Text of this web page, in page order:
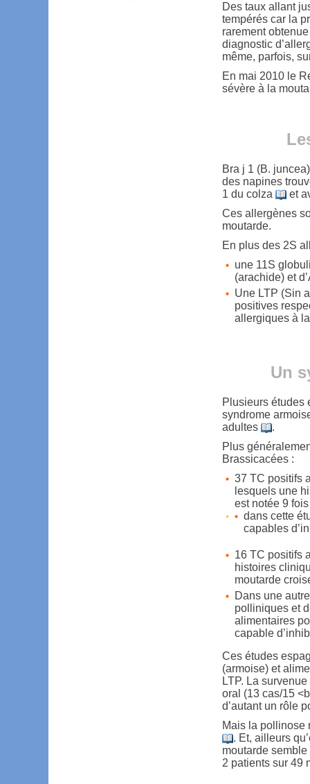
Des taux allant
tempérés car la
rarement
diagnostic
même, parfois,
En mai 2010 le
sévère à la
Bra j 1 (B.
des napines
1 du colza
et
Ces allergènes
moutarde.
En plus des 2S
une 11S
(arachide) et
Une LTP (Sin
positives
allergiques à
Un
Plusieurs études
syndrome
adultes
.
Plus
Brassicacées :
37 TC positifs
lesquels une
est notée 9
dans cette
capables
16 TC positifs
histoires
moutarde
Dans une
polliniques et
alimentaires
capable
Ces études
(armoise) et
LTP. La
oral (13 cas/15
d’autant un rôle
Mais la pollinose
. Et, ailleurs
moutarde semble
2 patients sur 49